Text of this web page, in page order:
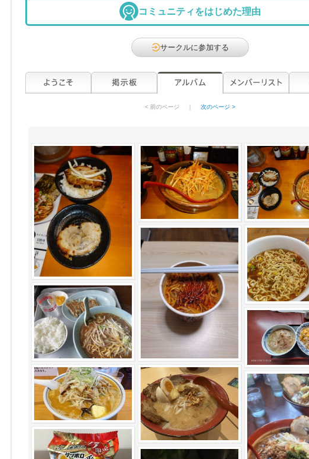
コミュニティをはじめた理由
サークルに参加する
< 前のページ 次のページ >